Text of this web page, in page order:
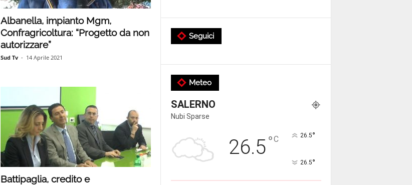
Albanella, impianto Mgm,
Confragricoltura: “Progetto da non
autorizzare”
Sud Tv - 14 Aprile 2021
Battipaglia, credito e
Seguici
Meteo
SALERNO
Nubi Sparse
26.5°C 26.5°
26.5°